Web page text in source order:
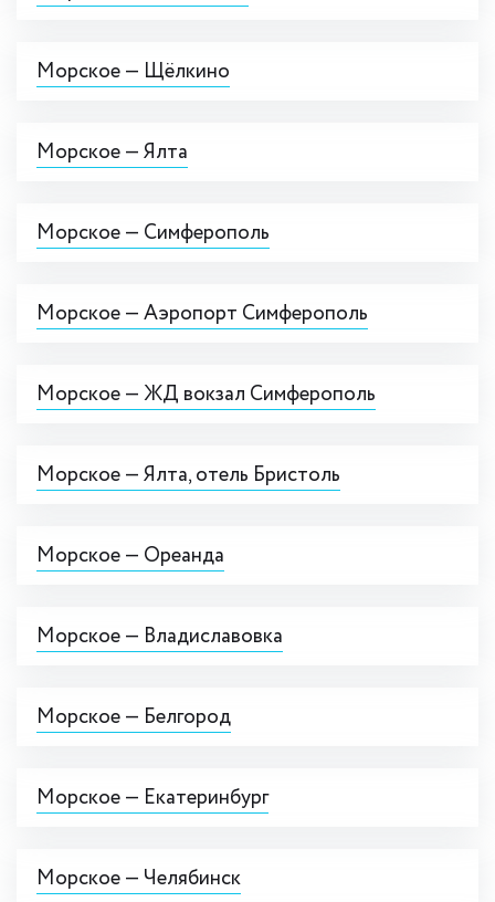
Морское — Щёлкино
Морское — Ялта
Морское — Симферополь
Морское — Аэропорт Симферополь
Морское — ЖД вокзал Симферополь
Морское — Ялта, отель Бристоль
Морское — Ореанда
Морское — Владиславовка
Морское — Белгород
Морское — Екатеринбург
Морское — Челябинск